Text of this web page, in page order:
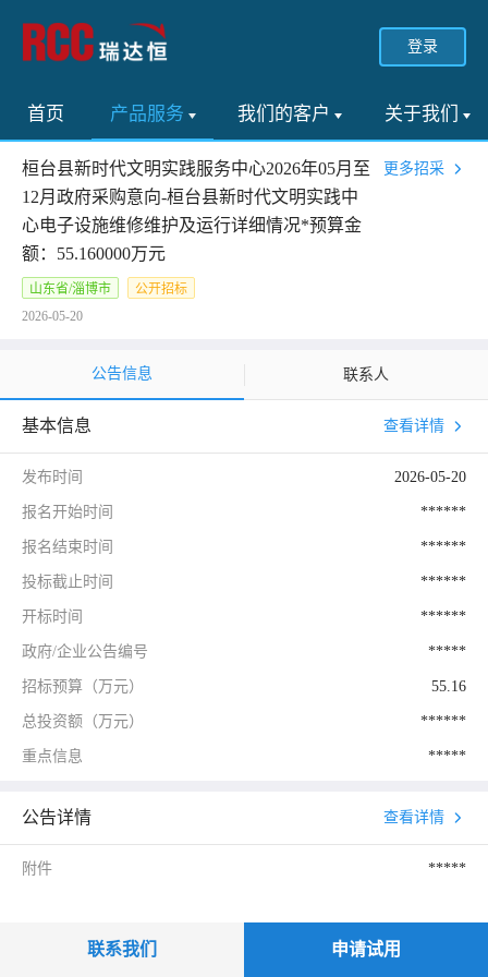
登录
首页 产品服务 我们的客户 关于我们
桓台县新时代文明实践服务中心2026年05月至
12月政府采购意向-桓台县新时代文明实践中
心电子设施维修维护及运行详细情况*预算金
额：55.160000万元
更多招采
山东省/淄博市
公开招标
2026-05-20
公告信息 联系人
基本信息 查看详情
发布时间 2026-05-20
报名开始时间 ******
报名结束时间 ******
投标截止时间 ******
开标时间 ******
政府/企业公告编号 *****
招标预算（万元） 55.16
总投资额（万元） ******
重点信息 *****
公告详情 查看详情
附件 *****
联系我们 申请试用